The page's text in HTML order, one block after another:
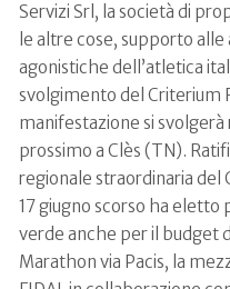
Servizi Srl, la società di
le altre cose, supporto
agonistiche dell’atletica
svolgimento del Criterium
manifestazione si
prossimo a Clès (TN).
regionale straordinaria del
17 giugno scorso ha eletto
verde anche per il budget
Marathon via Pacis, la